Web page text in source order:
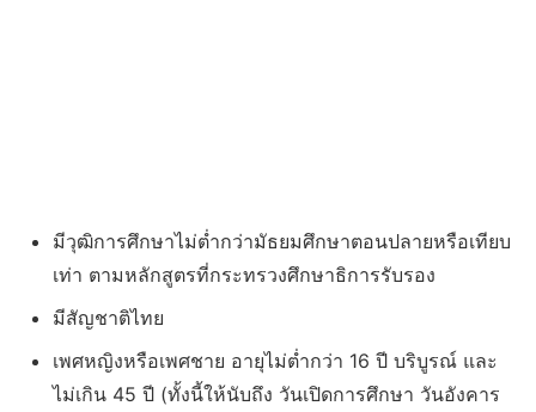
มีวุฒิการศึกษาไม่ต่ำกว่ามัธยมศึกษาตอนปลายหรือเทียบ
เท่า ตามหลักสูตรที่กระทรวงศึกษาธิการรับรอง
มีสัญชาติไทย
เพศหญิงหรือเพศชาย อายุไม่ต่ำกว่า 16 ปี บริบูรณ์ และ
ไม่เกิน 45 ปี (ทั้งนี้ให้นับถึง วันเปิดการศึกษา วันอังคาร